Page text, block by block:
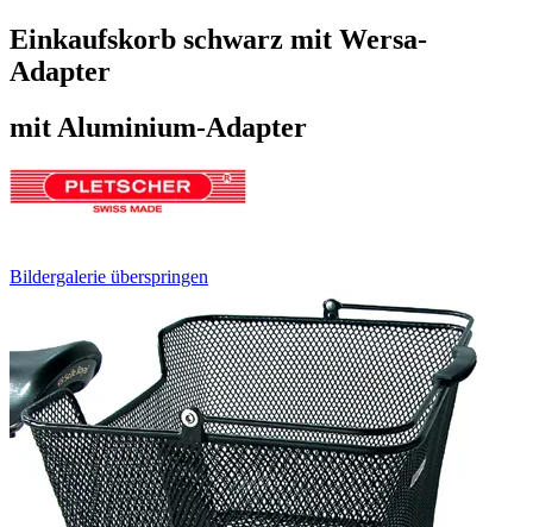
Einkaufskorb schwarz mit Wersa-
Adapter
mit Aluminium-Adapter
Bildergalerie überspringen